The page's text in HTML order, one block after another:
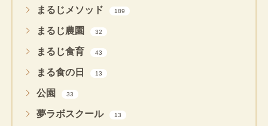
まるじメソッド 189
まるじ農園 32
まるじ食育 43
まる食の日 13
公園 33
夢ラボスクール 13